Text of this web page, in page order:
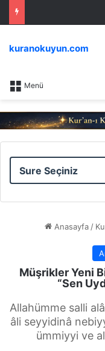
Menü
kuranokuyun.com
Sure
Ayet
Anasayfa /
Müşrikler Yeni
“Sen
Allahümme salli
âli seyyidinâ
ümmiyyi ve